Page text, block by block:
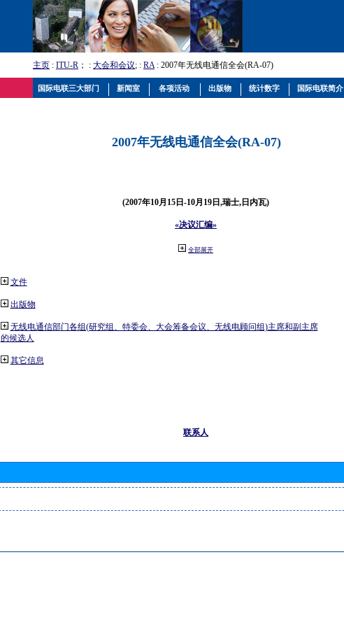
主页 : ITU-R ； : 大会和会议; : RA: 2007年无线电通信全会(RA-07)
2007年无线电通信全会(RA-07)
(2007年10月15日-10月19日,瑞士,日内瓦)
«决议汇编»
全部展开
文件
出版物
无线电通信部门各组(研究组、特委会、大会筹备会议、无线电顾问组)主席和副主席
的候选人
其它信息
联系人
国际电联三大部门 新闻室 各项活动 出版物 统计数字 国际电联简介